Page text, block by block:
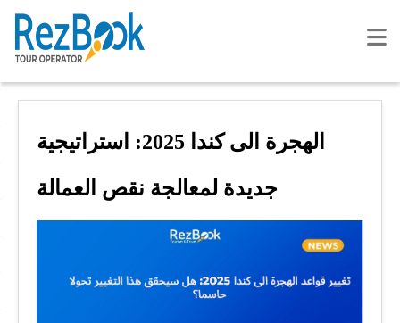
الهجرة الى كندا 2025: استراتيجية
جديدة لمعالجة نقص العمالة